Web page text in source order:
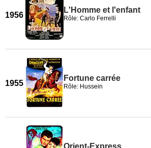
1956
L'Homme et l'enfant
Rôle: Carlo Ferrelli
1955
Fortune carrée
Rôle: Hussein
Orient-Express